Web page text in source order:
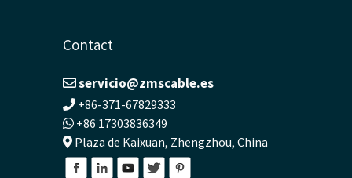
Contact
servicio@zmscable.es
+86-371-67829333
+86 17303836349
Plaza de Kaixuan, Zhengzhou, China